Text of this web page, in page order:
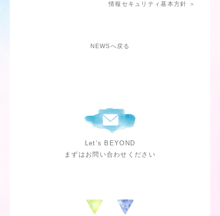
情報セキュリティ基本方針 ＞
NEWSへ戻る
Let’s BEYOND
まずはお問い合わせください